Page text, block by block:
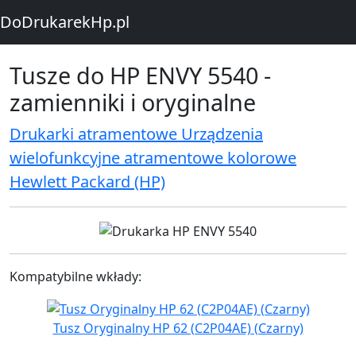
DoDrukarekHp.pl
Tusze do HP ENVY 5540 -
zamienniki i oryginalne
Drukarki atramentowe Urządzenia
wielofunkcyjne atramentowe kolorowe
Hewlett Packard (HP)
Kompatybilne wkłady:
Tusz Oryginalny HP 62 (C2P04AE) (Czarny)